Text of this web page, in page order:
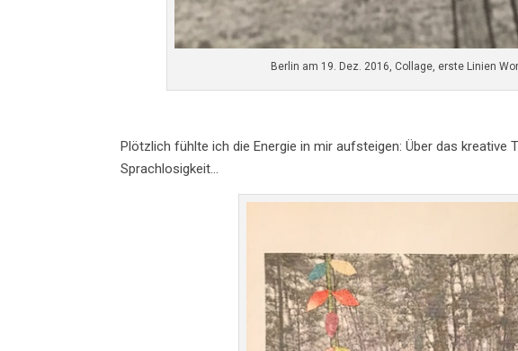
Berlin am 19. Dez. 2016, Collage, erste Linien
Plötzlich fühlte ich die Energie in mir aufsteigen: Über das kreative
Sprachlosigkeit…